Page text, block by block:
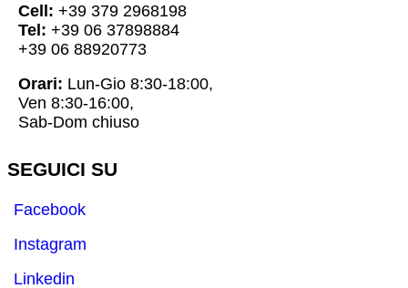
Cell: +39 379 2968198
Tel: +39 06 37898884
+39 06 88920773
Orari: Lun-Gio 8:30-18:00,
Ven 8:30-16:00,
Sab-Dom chiuso
SEGUICI SU
Facebook
Instagram
Linkedin